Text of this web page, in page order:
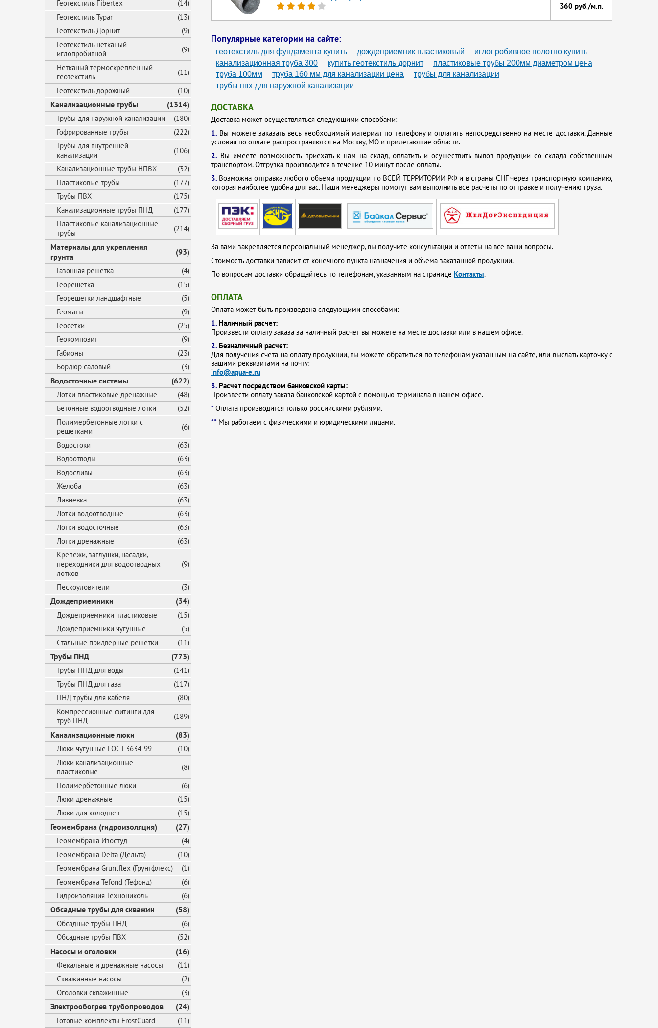
Геотекстиль Fibertex
(14)
Геотекстиль Typar
(13)
Геотекстиль Дорнит
(9)
Геотекстиль нетканый
иглопробивной
(9)
Нетканый термоскрепленный
геотекстиль
(11)
Геотекстиль дорожный
(10)
Канализационные трубы (1314)
Трубы для наружной канализации
(180)
Гофрированные трубы
(222)
Трубы для внутренней
канализации
(106)
Канализационные трубы НПВХ
(32)
Пластиковые трубы
(177)
Трубы ПВХ
(175)
Канализационные трубы ПНД
(177)
Пластиковые канализационные
трубы
(214)
Материалы для укрепления
грунта
(93)
Газонная решетка
(4)
Георешетка
(15)
Георешетки ландшафтные
(5)
Геоматы
(9)
Геосетки
(25)
Геокомпозит
(9)
Габионы
(23)
Бордюр садовый
(3)
Водосточные системы (622)
Лотки пластиковые дренажные
(48)
Бетонные водоотводные лотки
(52)
Полимербетонные лотки с
решетками
(6)
Водостоки
(63)
Водоотводы
(63)
Водосливы
(63)
Желоба
(63)
Ливневка
(63)
Лотки водоотводные
(63)
Лотки водосточные
(63)
Лотки дренажные
(63)
Крепежи, заглушки, насадки,
переходники для водоотводных
лотков
(9)
Пескоуловители (3)
Дождеприемники (34)
Дождеприемники пластиковые
(15)
Дождеприемники чугунные
(5)
Стальные придверные решетки
(11)
Трубы ПНД (773)
Трубы ПНД для воды
(141)
Трубы ПНД для газа
(117)
ПНД трубы для кабеля
(80)
Компрессионные фитинги для
труб ПНД
(189)
Канализационные люки (83)
Люки чугунные ГОСТ 3634-99
(10)
Люки канализационные
пластиковые
(8)
Полимербетонные люки
(6)
Люки дренажные
(15)
Люки для колодцев
(15)
Геомембрана (гидроизоляция) (27)
Геомембрана Изостуд
(4)
Геомембрана Delta (Дельта)
(10)
Геомембрана Gruntflex (Грунтфлекс)
(1)
Геомембрана Tefond (Тефонд)
(6)
Гидроизоляция Технониколь
(6)
Обсадные трубы для скважин (58)
Обсадные трубы ПНД
(6)
Обсадные трубы ПВХ
(52)
Насосы и оголовки (16)
Фекальные и дренажные насосы
(11)
Скважинные насосы
(2)
Оголовки скважинные
(3)
Электрообогрев трубопроводов (24)
Готовые комплекты FrostGuard (11)
360 руб./м.п.
Популярные категории на сайте:
геотекстиль для фундамента купить дождеприемник пластиковый
иглопробивное полотно купить
канализационная труба 300
купить геотекстиль дорнит
пластиковые трубы 200мм диаметром цена
труба 100мм
труба 160 мм для канализации цена
трубы для канализации
трубы пвх для наружной канализации
ДОСТАВКА
Доставка может осуществляться следующими способами:
1. Вы можете заказать весь необходимый материал по телефону и оплатить непосредственно на месте доставки. Данные
условия по оплате распространяются на Москву, МО и прилегающие области.
2. Вы имеете возможность приехать к нам на склад, оплатить и осуществить вывоз продукции со склада собственным
транспортом. Отгрузка производится в течение 10 минут после оплаты.
3. Возможна отправка любого объема продукции по ВСЕЙ ТЕРРИТОРИИ РФ и в страны СНГ через транспортную компанию,
которая наиболее удобна для вас. Наши менеджеры помогут вам выполнить все расчеты по отправке и получению груза.
За вами закрепляется персональный менеджер, вы получите консультации и ответы на все ваши вопросы.
Стоимость доставки зависит от конечного пункта назначения и объема заказанной продукции.
По вопросам доставки обращайтесь по телефонам, указанным на странице Контакты.
ОПЛАТА
Оплата может быть произведена следующими способами:
1. Наличный расчет:
Произвести оплату заказа за наличный расчет вы можете на месте доставки или в нашем офисе.
2. Безналичный расчет:
Для получения счета на оплату продукции, вы можете обратиться по телефонам указанным на сайте, или выслать карточку с
вашими реквизитами на почту:
info@aqua-e.ru
3. Расчет посредством банковской карты:
Произвести оплату заказа банковской картой с помощью терминала в нашем офисе.
* Оплата производится только российскими рублями.
** Мы работаем с физическими и юридическими лицами.